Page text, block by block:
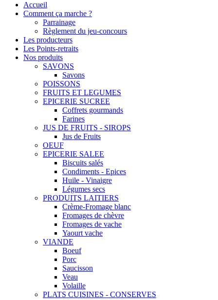
Accueil
Comment ça marche ?
Parrainage
Règlement du jeu-concours
Les producteurs
Les Points-retraits
Nos produits
SAVONS
Savons
POISSONS
FRUITS ET LEGUMES
EPICERIE SUCREE
Coffrets gourmands
Farines
JUS DE FRUITS - SIROPS
Jus de Fruits
OEUF
EPICERIE SALEE
Biscuits salés
Condiments - Epices
Huile - Vinaigre
Légumes secs
PRODUITS LAITIERS
Crème-Fromage blanc
Fromages de chèvre
Fromages de vache
Yaourt vache
VIANDE
Boeuf
Porc
Saucisson
Veau
Volaille
PLATS CUISINES - CONSERVES